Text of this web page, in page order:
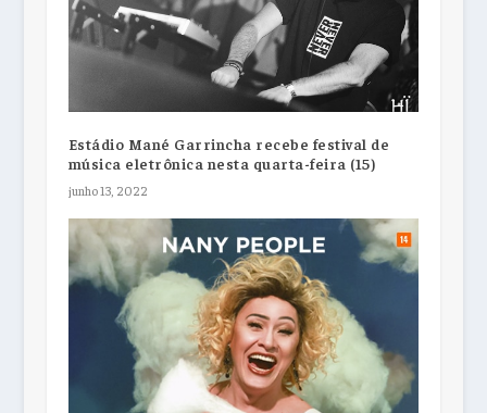
Estádio Mané Garrincha recebe festival de
música eletrônica nesta quarta-feira (15)
junho 13, 2022